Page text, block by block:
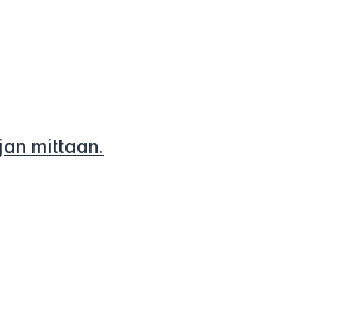
mittaan.